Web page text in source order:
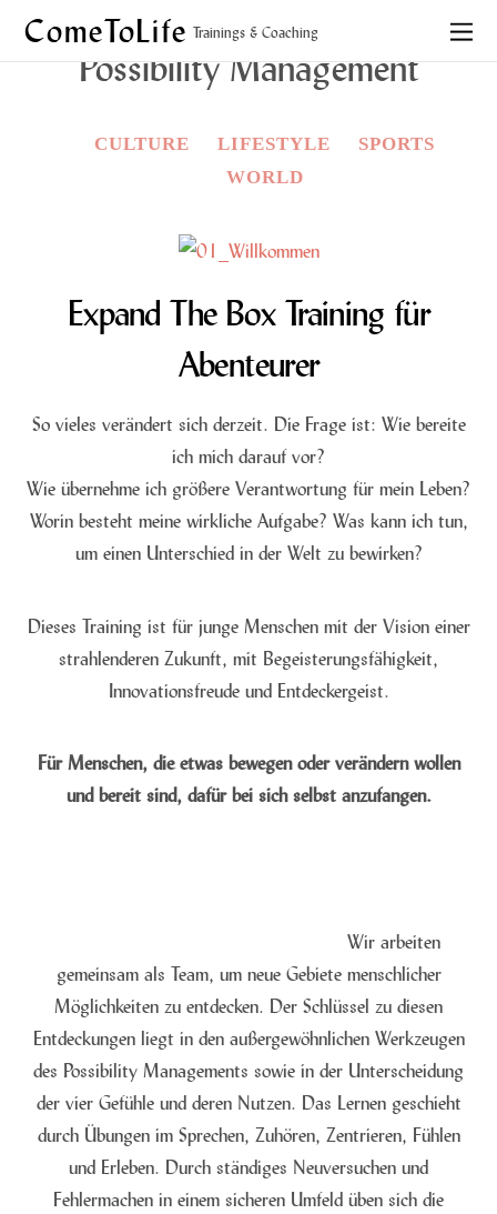
ComeToLife Trainings & Coaching
Possibility Management
CULTURE LIFESTYLE
SPORTS
WORLD
Expand The Box Training für
Abenteurer
So vieles verändert sich derzeit. Die Frage ist: Wie bereite
ich mich darauf vor?
Wie übernehme ich größere Verantwortung für mein Leben?
Worin besteht meine wirkliche Aufgabe? Was kann ich tun,
um einen Unterschied in der Welt zu bewirken?
Dieses Training ist für junge Menschen mit der Vision einer
strahlenderen Zukunft, mit Begeisterungsfähigkeit,
Innovationsfreude und Entdeckergeist.
Für Menschen, die etwas bewegen oder verändern wollen
und bereit sind, dafür bei sich selbst anzufangen.
Wir arbeiten
gemeinsam als Team, um neue Gebiete menschlicher
Möglichkeiten zu entdecken. Der Schlüssel zu diesen
Entdeckungen liegt in den außergewöhnlichen Werkzeugen
des Possibility Managements sowie in der Unterscheidung
der vier Gefühle und deren Nutzen. Das Lernen geschieht
durch Übungen im Sprechen, Zuhören, Zentrieren, Fühlen
und Erleben. Durch ständiges Neuversuchen und
Fehlermachen in einem sicheren Umfeld üben sich die